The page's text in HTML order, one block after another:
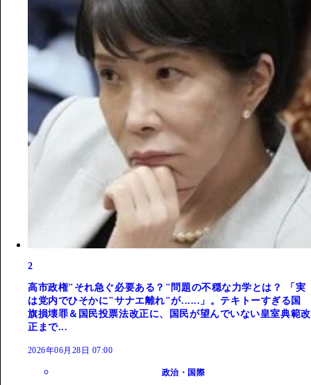
2
高市政権"それ急ぐ必要ある？"問題の不穏な力学とは？ 「実
は党内でひそかに"サナエ離れ"が......」。テキトーすぎる国
旗損壊罪＆国民投票法改正に、国民が望んでいない皇室典範改
正まで...
2026年06月28日 07:00
政治・国際